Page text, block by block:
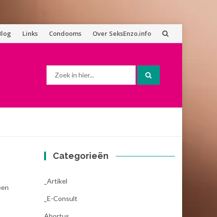
Links Condooms Over SeksEnzo.info
Categorieën
_Artikel
_E-Consult